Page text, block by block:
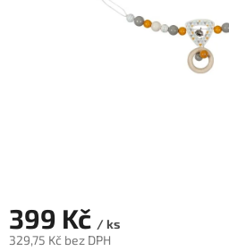
399 Kč / ks
329,75 Kč bez DPH